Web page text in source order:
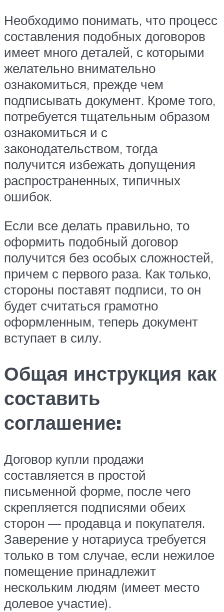
Необходимо понимать, что процесс
составления подобных договоров
имеет много деталей, с которыми
желательно внимательно
ознакомиться, прежде чем
подписывать документ. Кроме того,
потребуется тщательным образом
ознакомиться и с
законодательством, тогда
получится избежать допущения
распространенных, типичных
ошибок.
Если все делать правильно, то
оформить подобный договор
получится без особых сложностей,
причем с первого раза. Как только,
стороны поставят подписи, то он
будет считаться грамотно
оформленным, теперь документ
вступает в силу.
Общая инструкция как
составить
соглашение:
Договор купли продажи
составляется в простой
письменной форме, после чего
скрепляется подписями обеих
сторон — продавца и покупателя.
Заверение у нотариуса требуется
только в том случае, если нежилое
помещение принадлежит
нескольким людям (имеет место
долевое участие).